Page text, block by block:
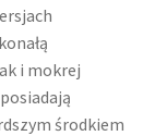
i mokrej
środkiem